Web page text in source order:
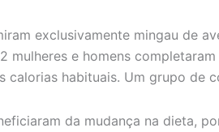
exclusivamente mingau de
mulheres e homens
calorias habituais. Um grupo de
da mudança na dieta,